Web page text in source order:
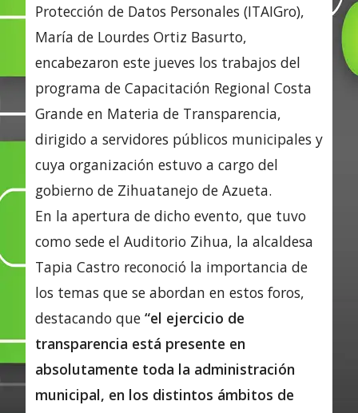
Protección de Datos Personales (ITAIGro),
María de Lourdes Ortiz Basurto,
encabezaron este jueves los trabajos del
programa de Capacitación Regional Costa
Grande en Materia de Transparencia,
dirigido a servidores públicos municipales y
cuya organización estuvo a cargo del
gobierno de Zihuatanejo de Azueta.
En la apertura de dicho evento, que tuvo
como sede el Auditorio Zihua, la alcaldesa
Tapia Castro reconoció la importancia de
los temas que se abordan en estos foros,
destacando que “el ejercicio de
transparencia está presente en
absolutamente toda la administración
municipal, en los distintos ámbitos de